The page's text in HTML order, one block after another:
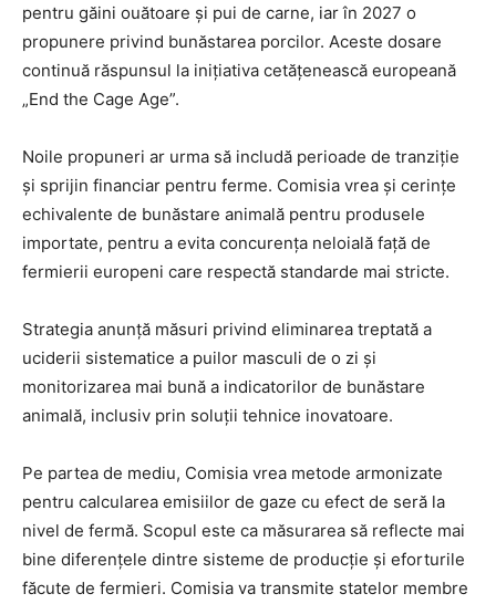
pentru găini ouătoare și pui de carne, iar în 2027 o
propunere privind bunăstarea porcilor. Aceste dosare
continuă răspunsul la inițiativa cetățenească europeană
„End the Cage Age”.
Noile propuneri ar urma să includă perioade de tranziție
și sprijin financiar pentru ferme. Comisia vrea și cerințe
echivalente de bunăstare animală pentru produsele
importate, pentru a evita concurența neloială față de
fermierii europeni care respectă standarde mai stricte.
Strategia anunță măsuri privind eliminarea treptată a
uciderii sistematice a puilor masculi de o zi și
monitorizarea mai bună a indicatorilor de bunăstare
animală, inclusiv prin soluții tehnice inovatoare.
Pe partea de mediu, Comisia vrea metode armonizate
pentru calcularea emisiilor de gaze cu efect de seră la
nivel de fermă. Scopul este ca măsurarea să reflecte mai
bine diferențele dintre sisteme de producție și eforturile
făcute de fermieri. Comisia va transmite statelor membre